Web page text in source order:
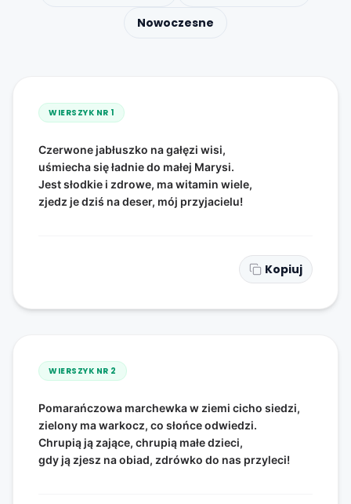
Nowoczesne
WIERSZYK NR 1
Czerwone jabłuszko na gałęzi wisi,
uśmiecha się ładnie do małej Marysi.
Jest słodkie i zdrowe, ma witamin wiele,
zjedz je dziś na deser, mój przyjacielu!
Kopiuj
WIERSZYK NR 2
Pomarańczowa marchewka w ziemi cicho siedzi,
zielony ma warkocz, co słońce odwiedzi.
Chrupią ją zające, chrupią małe dzieci,
gdy ją zjesz na obiad, zdrówko do nas przyleci!